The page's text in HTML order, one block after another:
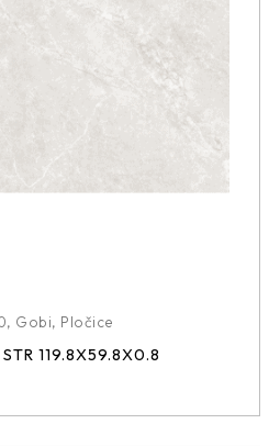
, Gobi, Pločice
119.8X59.8X0.8